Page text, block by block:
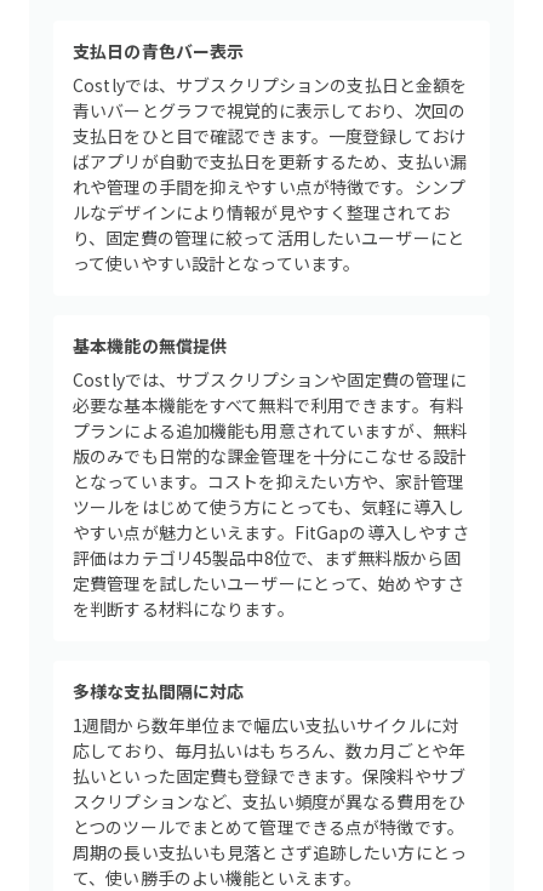
支払日の青色バー表示
Costlyでは、サブスクリプションの支払日と金額を
青いバーとグラフで視覚的に表示しており、次回の
支払日をひと目で確認できます。一度登録しておけ
ばアプリが自動で支払日を更新するため、支払い漏
れや管理の手間を抑えやすい点が特徴です。シンプ
ルなデザインにより情報が見やすく整理されてお
り、固定費の管理に絞って活用したいユーザーにと
って使いやすい設計となっています。
基本機能の無償提供
Costlyでは、サブスクリプションや固定費の管理に
必要な基本機能をすべて無料で利用できます。有料
プランによる追加機能も用意されていますが、無料
版のみでも日常的な課金管理を十分にこなせる設計
となっています。コストを抑えたい方や、家計管理
ツールをはじめて使う方にとっても、気軽に導入し
やすい点が魅力といえます。FitGapの導入しやすさ
評価はカテゴリ45製品中8位で、まず無料版から固
定費管理を試したいユーザーにとって、始めやすさ
を判断する材料になります。
多様な支払間隔に対応
1週間から数年単位まで幅広い支払いサイクルに対
応しており、毎月払いはもちろん、数カ月ごとや年
払いといった固定費も登録できます。保険料やサブ
スクリプションなど、支払い頻度が異なる費用をひ
とつのツールでまとめて管理できる点が特徴です。
周期の長い支払いも見落とさず追跡したい方にとっ
て、使い勝手のよい機能といえます。